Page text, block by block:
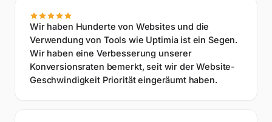
Wir haben Hunderte von Websites und die
Verwendung von Tools wie Uptimia ist ein Segen.
Wir haben eine Verbesserung unserer
Konversionsraten bemerkt, seit wir der Website-
Geschwindigkeit Priorität eingeräumt haben.